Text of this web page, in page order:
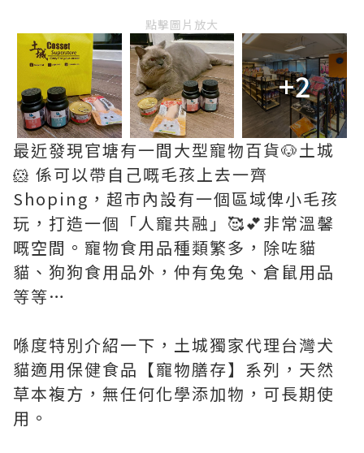
點擊圖片放大
+2
最近發現官塘有一間大型寵物百貨🐶土城
🐹 係可以帶自己嘅毛孩上去一齊
Shoping，超市內設有一個區域俾小毛孩
玩，打造一個「人寵共融」🥰💕非常溫馨
嘅空間。寵物食用品種類繁多，除咗貓
貓、狗狗食用品外，仲有兔兔、倉鼠用品
等等…
喺度特別介紹一下，土城獨家代理台灣犬
貓適用保健食品【寵物膳存】系列，天然
草本複方，無任何化學添加物，可長期使
用。